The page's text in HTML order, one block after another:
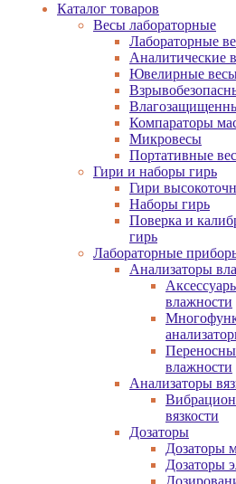
Каталог товаров
Весы лабораторные
Лабораторные
Аналитические
Ювелирные
Компараторы
Микровесы
Портативные
Гири и наборы гирь
Гири
Наборы гирь
Поверка и
гирь
Лабораторные
Анализаторы
влажности
влажности
Анализаторы
вязкости
Дозаторы
Дозаторы
Дозаторы